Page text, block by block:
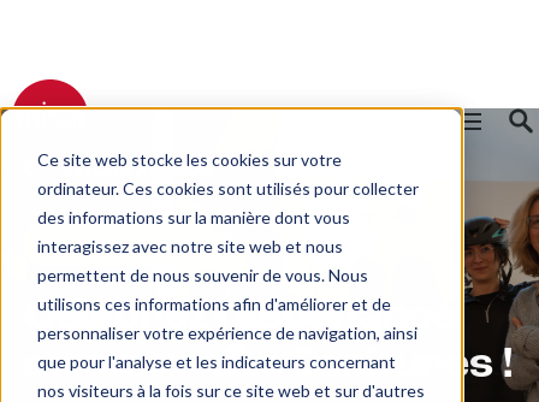
Ce site web stocke les cookies sur votre
ordinateur. Ces cookies sont utilisés pour collecter
des informations sur la manière dont vous
interagissez avec notre site web et nous
permettent de nous souvenir de vous. Nous
utilisons ces informations afin d'améliorer et de
personnaliser votre expérience de navigation, ainsi
que pour l'analyse et les indicateurs concernant
nos visiteurs à la fois sur ce site web et sur d'autres
RETOUR AU BLOG
Transmission
Célébrez l’espérance
au cœur des Écritures !